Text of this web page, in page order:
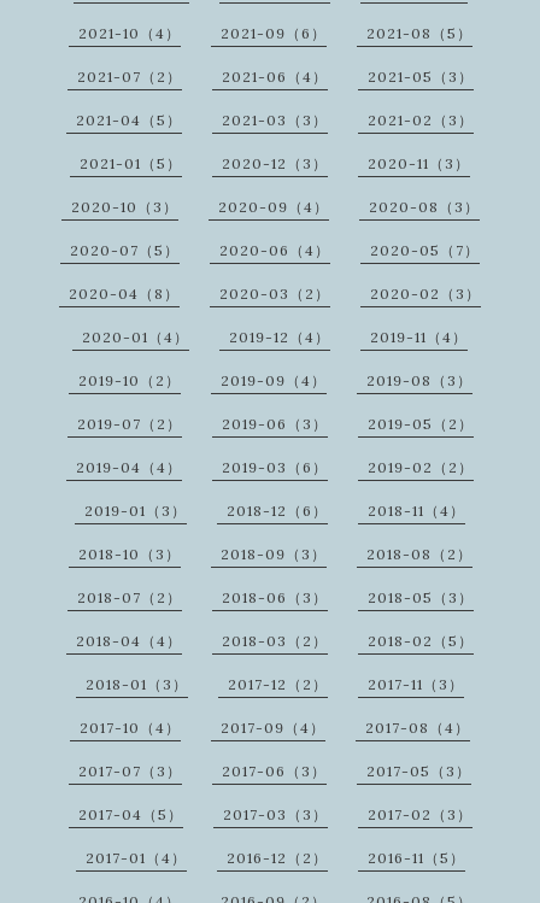
2021-10（4） 2021-09（6） 2021-08（5）
2021-07（2） 2021-06（4） 2021-05（3）
2021-04（5） 2021-03（3） 2021-02（3）
2021-01（5） 2020-12（3） 2020-11（3）
2020-10（3） 2020-09（4） 2020-08（3）
2020-07（5） 2020-06（4） 2020-05（7）
2020-04（8） 2020-03（2） 2020-02（3）
2020-01（4） 2019-12（4） 2019-11（4）
2019-10（2） 2019-09（4） 2019-08（3）
2019-07（2） 2019-06（3） 2019-05（2）
2019-04（4） 2019-03（6） 2019-02（2）
2019-01（3） 2018-12（6） 2018-11（4）
2018-10（3） 2018-09（3） 2018-08（2）
2018-07（2） 2018-06（3） 2018-05（3）
2018-04（4） 2018-03（2） 2018-02（5）
2018-01（3） 2017-12（2） 2017-11（3）
2017-10（4） 2017-09（4） 2017-08（4）
2017-07（3） 2017-06（3） 2017-05（3）
2017-04（5） 2017-03（3） 2017-02（3）
2017-01（4） 2016-12（2） 2016-11（5）